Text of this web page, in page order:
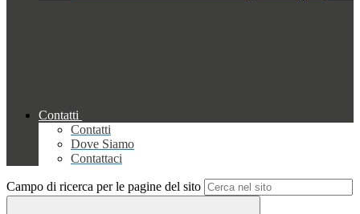
Contatti
Contatti
Dove Siamo
Contattaci
Campo di ricerca per le pagine del sito